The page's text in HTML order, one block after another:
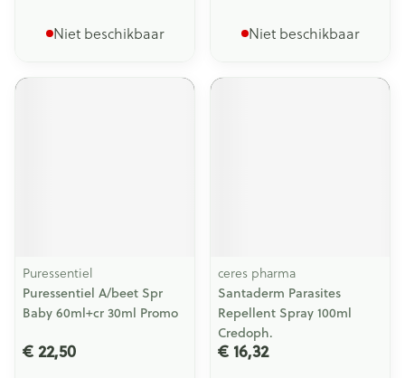
Niet beschikbaar Niet beschikbaar
Puressentiel
Puressentiel A/beet Spr
Baby 60ml+cr 30ml Promo
€ 22,50
ceres pharma
Santaderm Parasites
Repellent Spray 100ml
Credoph.
€ 16,32